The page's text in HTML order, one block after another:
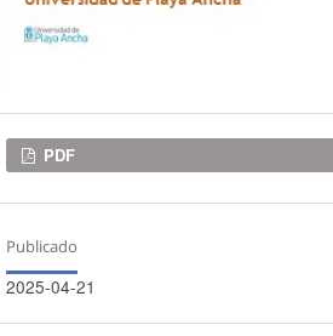
Descargas
PDF
Publicado
2025-04-21